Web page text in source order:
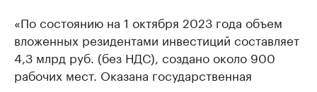
«По состоянию на 1 октября 2023 года объем
вложенных резидентами инвестиций составляет
4,3 млрд руб. (без НДС), создано около 900
рабочих мест. Оказана государственная